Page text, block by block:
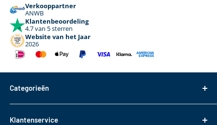
Verkooppartner
ANWB
Klantenbeoordeling
4.7 van 5 sterren
Website van het Jaar
2026
Categorieën
Dakdragers
Klantenservice